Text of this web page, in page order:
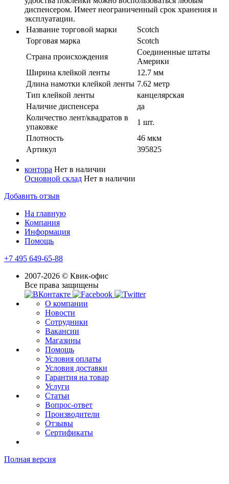
диспенсером. Имеет неограниченный срок хранения и
эксплуатации.
Название торговой марки
Scotch
Торговая марка
Scotch
Страна происхождения
Соединенные штаты
Америки
Ширина клейкой ленты
12.7 мм
Длина намотки клейкой ленты 7.62 метр
Тип клейкой ленты
канцелярская
Наличие диспенсера
да
Количество лент/квадратов в
упаковке
1 шт.
Плотность
46 мкм
Артикул
395825
контора Нет в наличии
Основной склад Нет в наличии
Добавить отзыв
На главную
Компания
Информация
Помощь
+7 495 649-65-88
2007-2026 © Квик-офис
Все права защищены
О компании
Новости
Сотрудники
Вакансии
Магазины
Помощь
Условия оплаты
Условия доставки
Гарантия на товар
Услуги
Статьи
Вопрос-ответ
Производители
Отзывы
Сертификаты
Полная версия